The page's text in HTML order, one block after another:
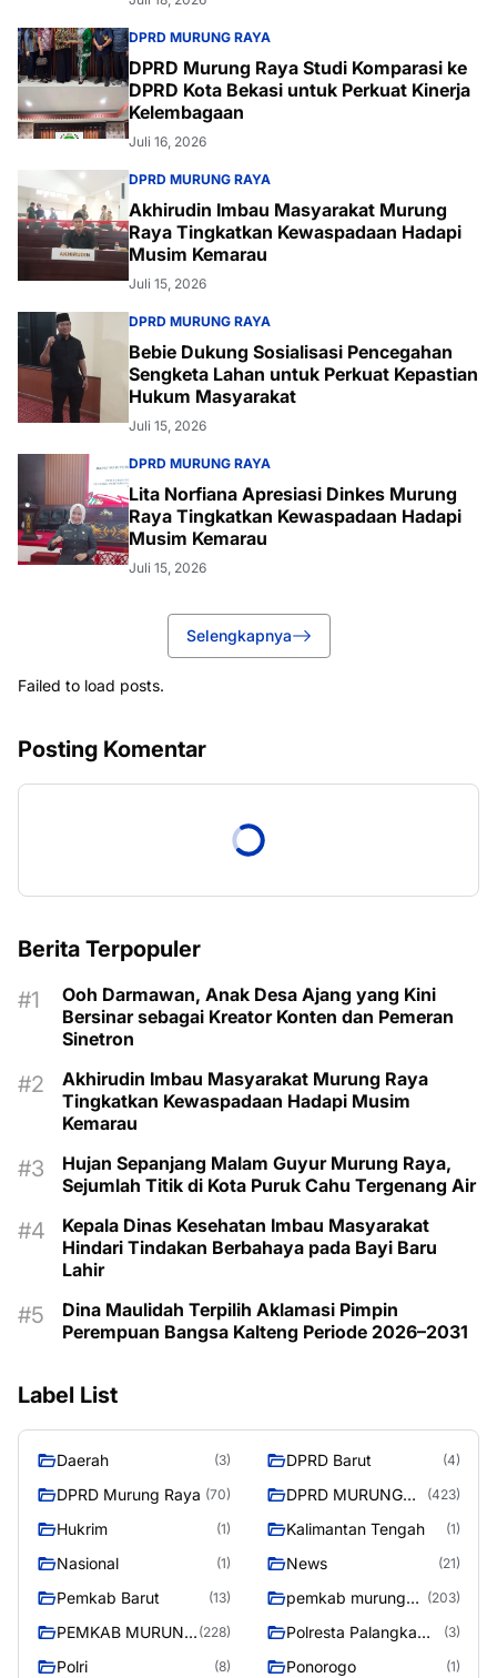
DPRD MURUNG RAYA
DPRD Murung Raya Studi Komparasi ke
DPRD Kota Bekasi untuk Perkuat Kinerja
Kelembagaan
Juli 16, 2026
DPRD MURUNG RAYA
Akhirudin Imbau Masyarakat Murung
Raya Tingkatkan Kewaspadaan Hadapi
Musim Kemarau
Juli 15, 2026
DPRD MURUNG RAYA
Bebie Dukung Sosialisasi Pencegahan
Sengketa Lahan untuk Perkuat Kepastian
Hukum Masyarakat
Juli 15, 2026
DPRD MURUNG RAYA
Lita Norfiana Apresiasi Dinkes Murung
Raya Tingkatkan Kewaspadaan Hadapi
Musim Kemarau
Juli 15, 2026
Selengkapnya
Failed to load posts.
Posting Komentar
Berita Terpopuler
Ooh Darmawan, Anak Desa Ajang yang Kini
Bersinar sebagai Kreator Konten dan Pemeran
Sinetron
Akhirudin Imbau Masyarakat Murung Raya
Tingkatkan Kewaspadaan Hadapi Musim
Kemarau
Hujan Sepanjang Malam Guyur Murung Raya,
Sejumlah Titik di Kota Puruk Cahu Tergenang Air
Kepala Dinas Kesehatan Imbau Masyarakat
Hindari Tindakan Berbahaya pada Bayi Baru
Lahir
Dina Maulidah Terpilih Aklamasi Pimpin
Perempuan Bangsa Kalteng Periode 2026–2031
Label List
Daerah (3) DPRD Barut (4)
DPRD Murung Raya (70)
DPRD MURUNG
(423)
Hukrim (1) Kalimantan Tengah (1)
Nasional (1) News (21)
Pemkab Barut (13)
pemkab murung
(203)
PEMKAB MURUNG (228)
Polresta Palangka
(3)
Polri (8) Ponorogo (1)